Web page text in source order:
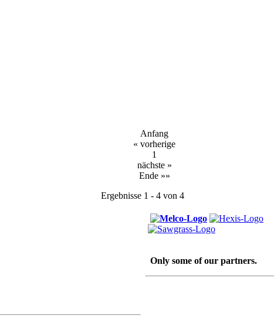
Anfang
« vorherige
1
nächste »
Ende »»
Ergebnisse 1 - 4 von 4
Only some of our partners.